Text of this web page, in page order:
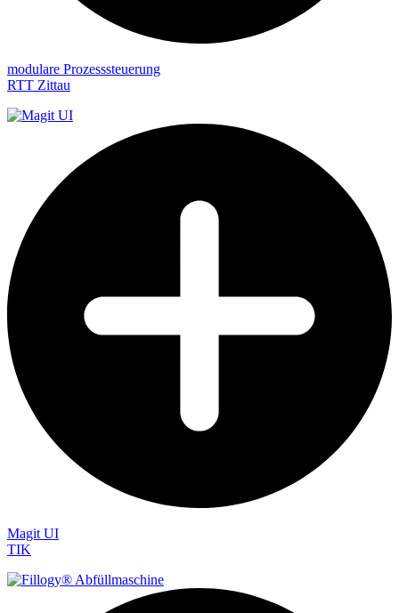
modulare Prozesssteuerung
RTT Zittau
Magit UI
TIK